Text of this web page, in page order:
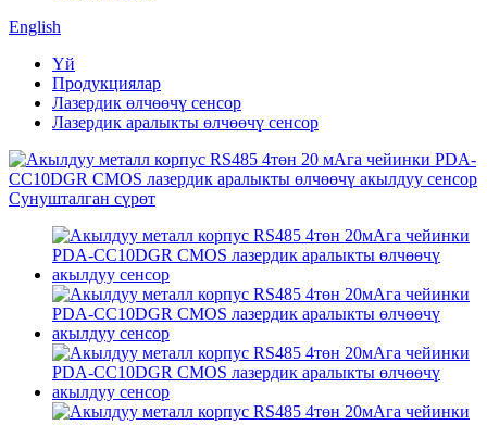
English
Үй
Продукциялар
Лазердик өлчөөчү сенсор
Лазердик аралыкты өлчөөчү сенсор